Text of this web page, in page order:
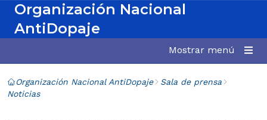
Organización Nacional
AntiDopaje
Mostrar menú
Organización Nacional AntiDopaje
Sala de prensa
Noticias